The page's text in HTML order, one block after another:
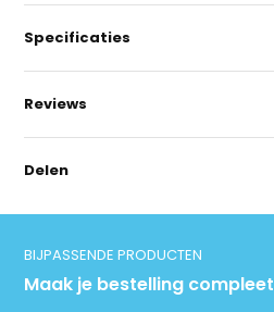
Specificaties
Reviews
Delen
BIJPASSENDE PRODUCTEN
Maak je bestelling compleet